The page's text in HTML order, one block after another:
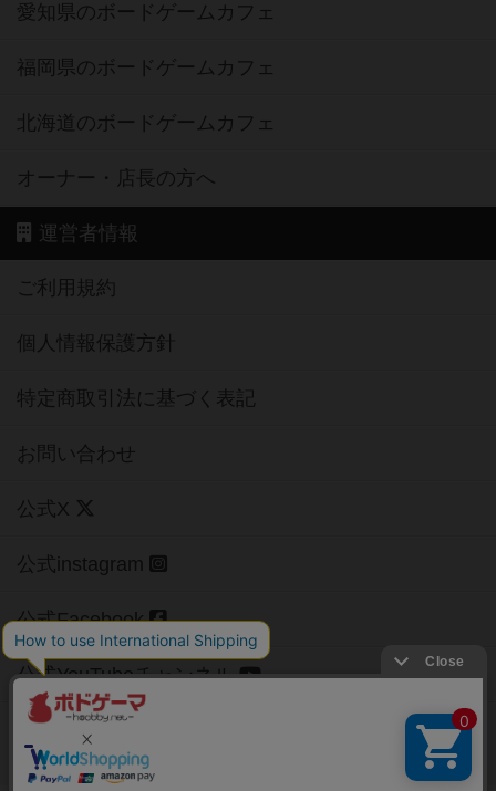
愛知県のボードゲームカフェ
福岡県のボードゲームカフェ
北海道のボードゲームカフェ
オーナー・店長の方へ
運営者情報
ご利用規約
個人情報保護方針
特定商取引法に基づく表記
お問い合わせ
公式X
公式instagram
公式Facebook
公式YouTubeチャンネル